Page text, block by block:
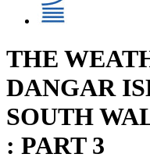
THE
DANGAR
SOUTH
: PART 3